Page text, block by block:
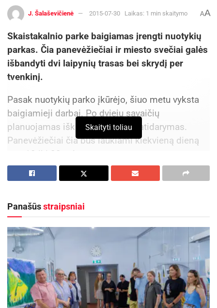
J. Šalaševičienė 2015-07-30 Laikas: 1 min skaitymo AA
Skaistakalnio parke baigiamas įrengti nuotykių
parkas. Čia panevėžiečiai ir miesto svečiai galės
išbandyti dvi laipynių trasas bei skrydį per
tvenkinį.
Pasak nuotykių parko įkūrėjo, šiuo metu vyksta
baigiamieji darbai. Po dviejų savaičių
planuojamas iškilmingas parko atidarymas.
Panevėžiečiai čia bus laukiami kiekvieną dieną
nuo 10 iki 22 val.
Aktualios naujienos
Netrukus Zarasuose – aktorinio meistriškumo
kursai su aktore Emilija Latėnaite
Kviečiama dalyvauti visoje Lietuvoje
vykstančiame konkurse „Tvari Lietuva“
2026-08-07
400 kv. m. plote įrengtos dvi laipynių trasos –
Skaityti toliau
Panašūsstraipsniai